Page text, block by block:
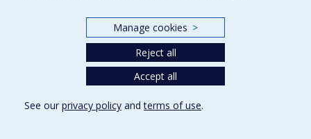
Manage cookies >
Reject all
Accept all
See our privacy policy andterms of use.